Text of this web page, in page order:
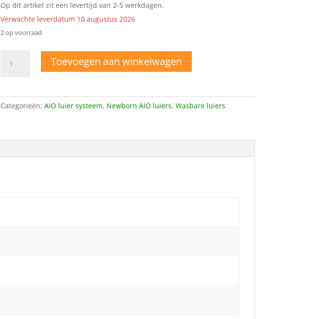
Op dit artikel zit een levertijd van 2-5 werkdagen.
Verwachte leverdatum 10 augustus 2026
2 op voorraad
AIO
Toevoegen aan winkelwagen
Categorieën: AIO luier systeem, Newborn AIO luiers, Wasbare luiers